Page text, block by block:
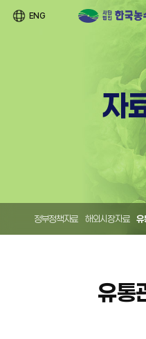
ENG
자
정부정책자료 해외시장자료 유
유통